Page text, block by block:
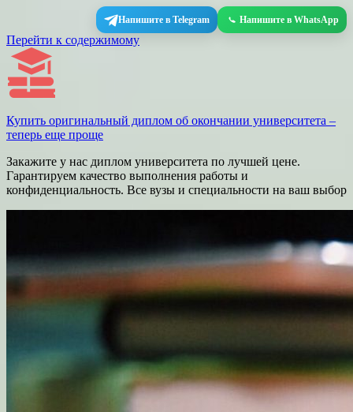
Напишите в Telegram Напишите в WhatsApp
Перейти к содержимому
Купить оригинальный диплом об окончании университета –
теперь еще проще
Закажите у нас диплом университета по лучшей цене.
Гарантируем качество выполнения работы и
конфиденциальность. Все вузы и специальности на ваш выбор